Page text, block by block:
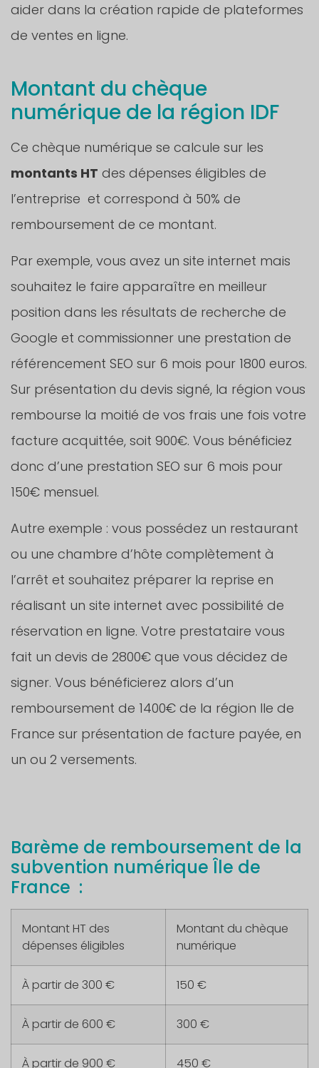
aider dans la création rapide de plateformes
de ventes en ligne.
Montant du chèque
numérique de la région IDF
Ce chèque numérique se calcule sur les
montants HT des dépenses éligibles de
l’entreprise et correspond à 50% de
remboursement de ce montant.
Par exemple, vous avez un site internet mais
souhaitez le faire apparaître en meilleur
position dans les résultats de recherche de
Google et commissionner une prestation de
référencement SEO sur 6 mois pour 1800 euros.
Sur présentation du devis signé, la région vous
rembourse la moitié de vos frais une fois votre
facture acquittée, soit 900€. Vous bénéficiez
donc d’une prestation SEO sur 6 mois pour
150€ mensuel.
Autre exemple : vous possédez un restaurant
ou une chambre d’hôte complètement à
l’arrêt et souhaitez préparer la reprise en
réalisant un site internet avec possibilité de
réservation en ligne. Votre prestataire vous
fait un devis de 2800€ que vous décidez de
signer. Vous bénéficierez alors d’un
remboursement de 1400€ de la région Ile de
France sur présentation de facture payée, en
un ou 2 versements.
Barème de remboursement de la
subvention numérique Île de
France :
Montant HT des
dépenses éligibles
Montant du chèque
numérique
À partir de 300 € 150 €
À partir de 600 € 300 €
À partir de 900 € 450 €